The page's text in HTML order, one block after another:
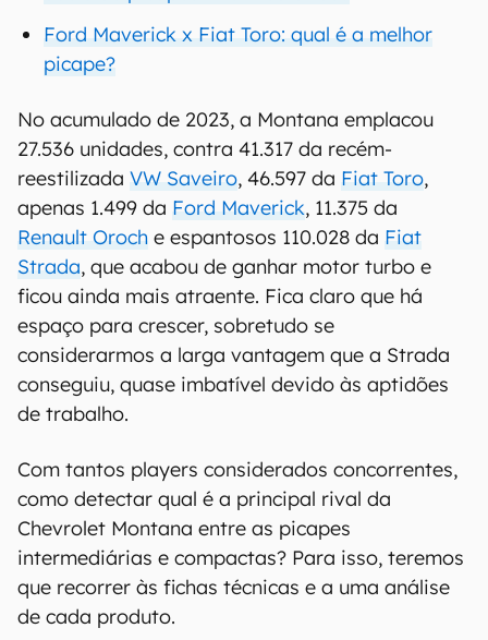
Ford Maverick x Fiat Toro: qual é a melhor
picape?
No acumulado de 2023, a Montana emplacou
27.536 unidades, contra 41.317 da recém-
reestilizada VW Saveiro, 46.597 da Fiat Toro,
apenas 1.499 da Ford Maverick, 11.375 da
Renault Oroch e espantosos 110.028 da Fiat
Strada, que acabou de ganhar motor turbo e
ficou ainda mais atraente. Fica claro que há
espaço para crescer, sobretudo se
considerarmos a larga vantagem que a Strada
conseguiu, quase imbatível devido às aptidões
de trabalho.
Com tantos players considerados concorrentes,
como detectar qual é a principal rival da
Chevrolet Montana entre as picapes
intermediárias e compactas? Para isso, teremos
que recorrer às fichas técnicas e a uma análise
de cada produto.